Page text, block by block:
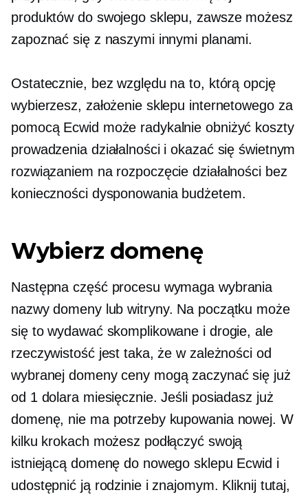
produktów do swojego sklepu, zawsze możesz
zapoznać się z naszymi innymi planami.
Ostatecznie, bez względu na to, którą opcję
wybierzesz, założenie sklepu internetowego za
pomocą Ecwid może radykalnie obniżyć koszty
prowadzenia działalności i okazać się świetnym
rozwiązaniem na rozpoczęcie działalności bez
konieczności dysponowania budżetem.
Wybierz domenę
Następna część procesu wymaga wybrania
nazwy domeny lub witryny. Na początku może
się to wydawać skomplikowane i drogie, ale
rzeczywistość jest taka, że ​​w zależności od
wybranej domeny ceny mogą zaczynać się już
od 1 dolara miesięcznie. Jeśli posiadasz już
domenę, nie ma potrzeby kupowania nowej. W
kilku krokach możesz podłączyć swoją
istniejącą domenę do nowego sklepu Ecwid i
udostępnić ją rodzinie i znajomym. Kliknij tutaj,